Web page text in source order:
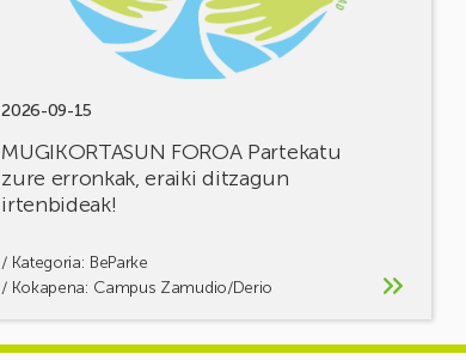
2026-09-15
MUGIKORTASUN FOROA Partekatu
zure erronkak, eraiki ditzagun
irtenbideak!
/ Kategoria: BeParke
/ Kokapena: Campus Zamudio/Derio